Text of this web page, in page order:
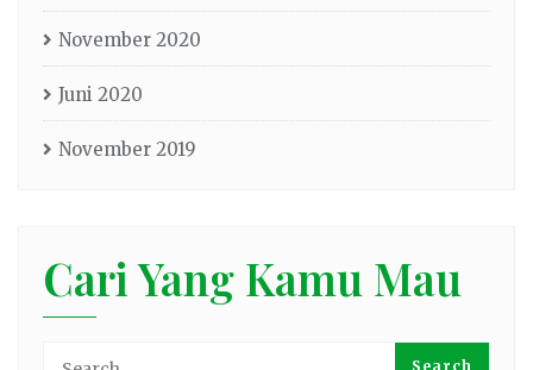
November 2020
Juni 2020
November 2019
Cari Yang Kamu Mau